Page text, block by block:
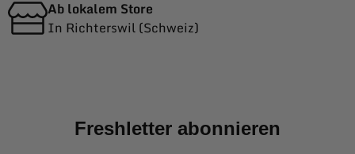
Ab lokalem Store
In Richterswil (Schweiz)
Freshletter abonnieren